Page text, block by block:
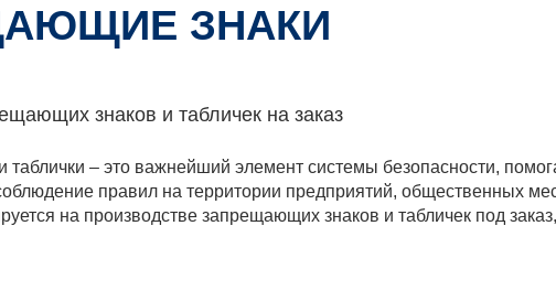
ЗНАКИ
знаков и табличек на заказ
– это важнейший элемент системы безопасности,
правил на территории предприятий, общественных
на производстве запрещающих знаков и табличек под